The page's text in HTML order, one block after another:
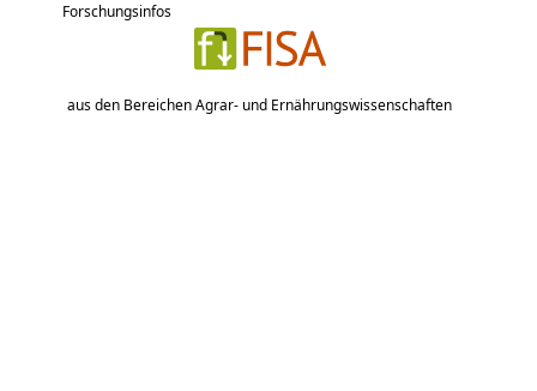
Forschungsinfos
aus den Bereichen Agrar- und Ernährungswissenschaften